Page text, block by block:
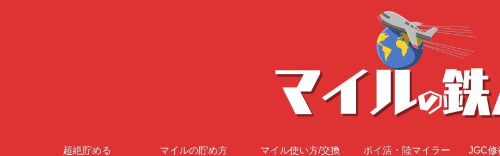
超絶貯める マイルの貯め方 マイル使い方/交換 ポイ活・陸マイラー JGC修